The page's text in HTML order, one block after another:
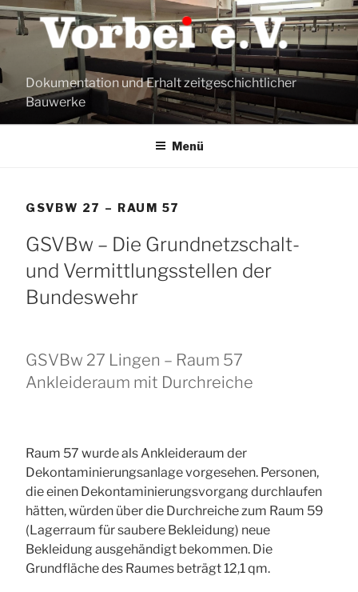
Zum
Inhalt
springen
Dokumentation und Erhalt zeitgeschichtlicher
Bauwerke
Menü
GSVBW 27 – RAUM 57
GSVBw – Die Grundnetzschalt-
und Vermittlungsstellen der
Bundeswehr
GSVBw 27 Lingen – Raum 57
Ankleideraum mit Durchreiche
Raum 57 wurde als Ankleideraum der
Dekontaminierungsanlage vorgesehen. Personen,
die einen Dekontaminierungsvorgang durchlaufen
hätten, würden über die Durchreiche zum Raum 59
(Lagerraum für saubere Bekleidung) neue
Bekleidung ausgehändigt bekommen. Die
Grundfläche des Raumes beträgt 12,1 qm.